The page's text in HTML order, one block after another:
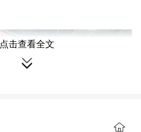
点击查看全文
